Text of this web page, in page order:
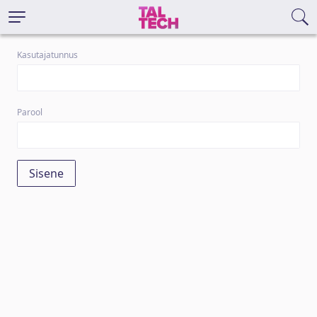
Kasutajatunnus
Parool
Sisene